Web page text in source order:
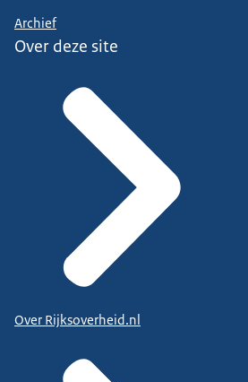
Archief
Over deze site
Over Rijksoverheid.nl